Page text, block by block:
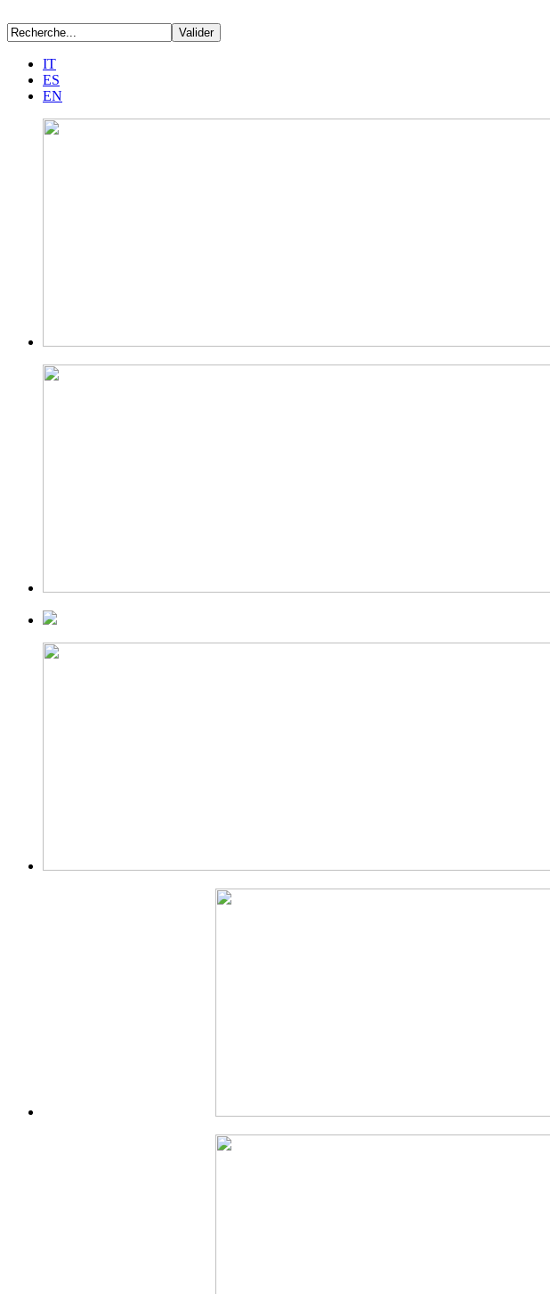
IT
ES
EN